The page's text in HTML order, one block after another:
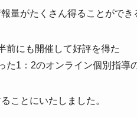
量がたくさん得ることがで
前にも開催して好評を得た
た1：2のオンライン個別指導
ことにいたしました。